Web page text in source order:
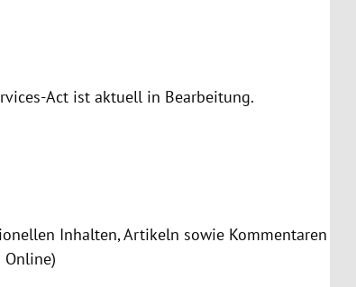
Act ist aktuell in Bearbeitung.
Inhalten, Artikeln sowie Kommentaren
Online)